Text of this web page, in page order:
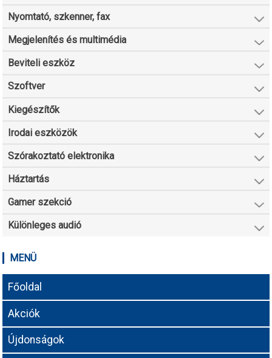
Nyomtató, szkenner, fax
Megjelenítés és multimédia
Beviteli eszköz
Szoftver
Kiegészítők
Irodai eszközök
Szórakoztató elektronika
Háztartás
Gamer szekció
Különleges audió
MENÜ
Főoldal
Akciók
Újdonságok